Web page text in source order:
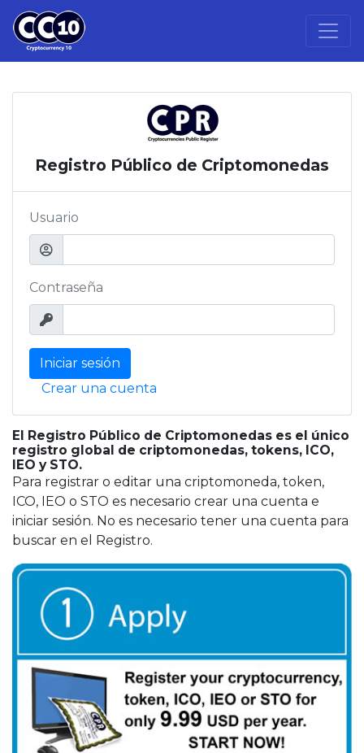
Registro Público de Criptomonedas
Usuario
Contraseña
Iniciar sesión
Crear una cuenta
El Registro Público de Criptomonedas es el único
registro global de criptomonedas, tokens, ICO,
IEO y STO.
Para registrar o editar una criptomoneda, token,
ICO, IEO o STO es necesario crear una cuenta e
iniciar sesión. No es necesario tener una cuenta para
buscar en el Registro.